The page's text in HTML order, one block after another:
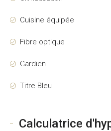
Cuisine équipée
Fibre optique
Gardien
Titre Bleu
Calculatrice